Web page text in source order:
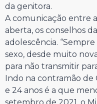
da genitora.
A comunicação entre
aberta, os conselhos
adolescência.
sexo, desde muito
para não transmitir
Indo na contramão de
e 24 anos é a que